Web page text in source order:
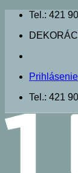
Skip
content
Tel.: 421
Prihlásenie
Tel.: 421